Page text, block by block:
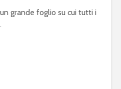
grande foglio su cui tutti i